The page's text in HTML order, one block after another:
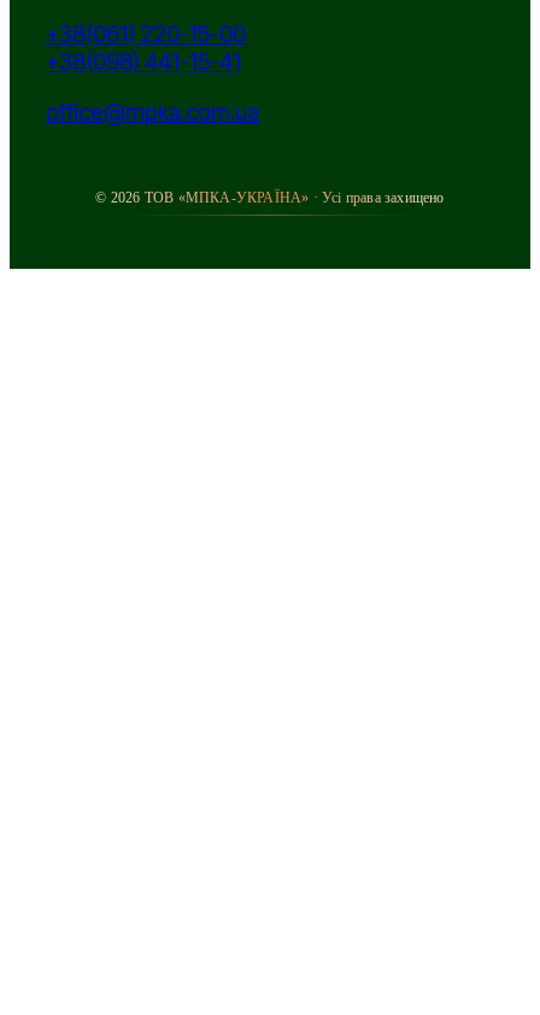
+38(061) 220-15-00
+38(098) 441-15-41
office@mpka.com.ua
© 2026 ТОВ «МПКА-УКРАЇНА» · Усі права захищено